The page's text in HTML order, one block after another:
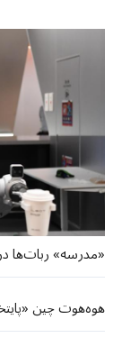
«مدرسه» ربات‌ها
هوه‌هوت چین